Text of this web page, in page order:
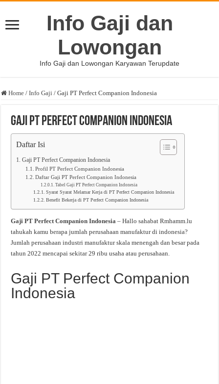
Info Gaji dan
Lowongan
Info Gaji dan Lowongan Karyawan Terupdate
Home / Info Gaji / Gaji PT Perfect Companion Indonesia
Gaji PT Perfect Companion Indonesia
Daftar Isi
Gaji PT Perfect Companion Indonesia
Profil PT Perfect Companion Indonesia
Daftar Gaji PT Perfect Companion Indonesia
Tabel Gaji PT Perfect Companion Indonesia
Syarat Syarat Melamar Kerja di PT Perfect Companion Indonesia
Benefit Bekerja di PT Perfect Companion Indonesia
Gaji PT Perfect Companion Indonesia – Hallo sahabat Rmhamm.lu
tahukah kamu berapa jumlah perusahaan manufaktur di indonesia?
Jumlah perusahaan industri manufaktur skala menengah dan besar pada
tahun 2022 mencapai sekitar 29 ribu usaha atau perusahaan.
Gaji PT Perfect Companion
Indonesia